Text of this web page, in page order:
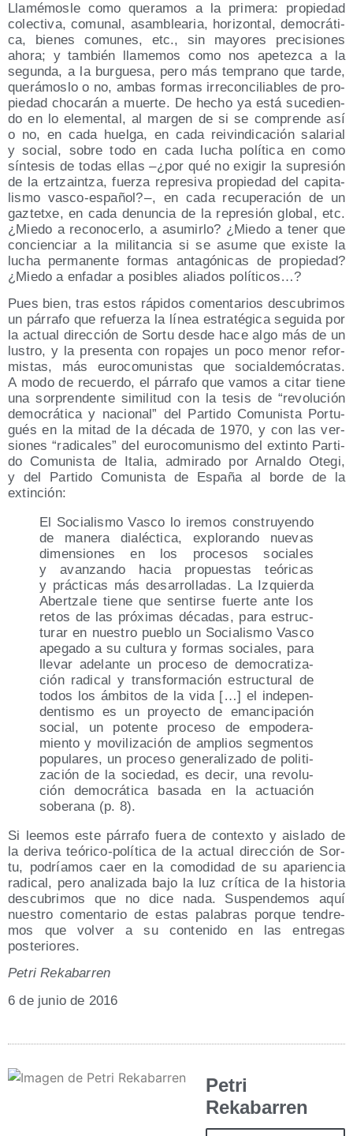
Lla­mé­mos­le como que­ra­mos a la pri­me­ra: pro­pie­dad
colec­ti­va, comu­nal, asam­blea­ria, hori­zon­tal, demo­crá­ti­
ca, bie­nes comu­nes, etc., sin mayo­res pre­ci­sio­nes
aho­ra; y tam­bién lla­me­mos como nos ape­tez­ca a la
segun­da, a la bur­gue­sa, pero más tem­prano que tar­de,
que­rá­mos­lo o no, ambas for­mas irre­con­ci­lia­bles de pro­
pie­dad cho­ca­rán a muer­te. De hecho ya está suce­dien­
do en lo ele­men­tal, al mar­gen de si se com­pren­de así
o no, en cada huel­ga, en cada rei­vin­di­ca­ción sala­rial
y social, sobre todo en cada lucha polí­ti­ca en como
sín­te­sis de todas ellas –¿por qué no exi­gir la supre­sión
de la ertzain­tza, fuer­za repre­si­va pro­pie­dad del capi­ta­
lis­mo vas­co-espa­ñol? – , en cada recu­pe­ra­ción de un
gaz­tetxe, en cada denun­cia de la repre­sión glo­bal, etc.
¿Mie­do a reco­no­cer­lo, a asu­mir­lo? ¿Mie­do a tener que
con­cien­ciar a la mili­tan­cia si se asu­me que exis­te la
lucha per­ma­nen­te for­mas anta­gó­ni­cas de pro­pie­dad?
¿Mie­do a enfa­dar a posi­bles alia­dos políticos…?
Pues bien, tras estos rápi­dos comen­ta­rios des­cu­bri­mos
un párra­fo que refuer­za la línea estra­té­gi­ca segui­da por
la actual direc­ción de Sor­tu des­de hace algo más de un
lus­tro, y la pre­sen­ta con ropa­jes un poco menor refor­
mis­tas, más euro­co­mu­nis­tas que social­de­mó­cra­tas.
A modo de recuer­do, el párra­fo que vamos a citar tie­ne
una sor­pren­den­te simi­li­tud con la tesis de
revo­lu­ción
demo­crá­ti­ca y nacio­nal
del Par­ti­do Comu­nis­ta Por­tu­
gués en la mitad de la déca­da de 1970, y con las ver­
sio­nes radi­ca­les
del euro­co­mu­nis­mo del extin­to Par­ti­
do Comu­nis­ta de Ita­lia, admi­ra­do por Arnal­do Ote­gi,
y del Par­ti­do Comu­nis­ta de Espa­ña al bor­de de la
extinción:
El Socia­lis­mo Vas­co lo ire­mos cons­tru­yen­do
de mane­ra dia­léc­ti­ca, explo­ran­do nue­vas
dimen­sio­nes en los pro­ce­sos socia­les
y avan­zan­do hacia pro­pues­tas teó­ri­cas
y prác­ti­cas más desa­rro­lla­das. La Izquier­da
Aber­tza­le tie­ne que sen­tir­se fuer­te ante los
retos de las pró­xi­mas déca­das, para estruc­
tu­rar en nues­tro pue­blo un Socia­lis­mo Vas­co
ape­ga­do a su cul­tu­ra y for­mas socia­les, para
lle­var ade­lan­te un pro­ce­so de demo­cra­ti­za­
ción radi­cal y trans­for­ma­ción estruc­tu­ral de
todos los ámbi­tos de la vida […] el inde­pen­
den­tis­mo es un pro­yec­to de eman­ci­pa­ción
social, un poten­te pro­ce­so de empo­de­ra­
mien­to y movi­li­za­ción de amplios seg­men­tos
popu­la­res, un pro­ce­so gene­ra­li­za­do de poli­ti­
za­ción de la socie­dad, es decir, una revo­lu­
ción demo­crá­ti­ca basa­da en la actua­ción
sobe­ra­na (p. 8).
Si lee­mos este párra­fo fue­ra de con­tex­to y ais­la­do de
la deri­va teó­ri­co-polí­ti­ca de la actual direc­ción de Sor­
tu, podría­mos caer en la como­di­dad de su apa­rien­cia
radi­cal, pero ana­li­za­da bajo la luz crí­ti­ca de la his­to­ria
des­cu­bri­mos que no dice nada. Sus­pen­de­mos aquí
nues­tro comen­ta­rio de estas pala­bras por­que ten­dre­
mos que vol­ver a su con­te­ni­do en las entre­gas
posteriores.
Petri Reka­ba­rren
6 de junio de 2016
Petri
Rekabarren